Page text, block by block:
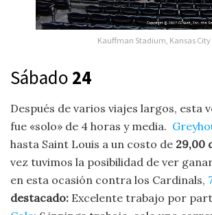
Kauffman Stadium, Kansas City
Sábado 24
Después de varios viajes largos, esta
fue «solo» de 4 horas y media.
hasta Saint Louis a un costo de 29,00
vez tuvimos la posibilidad de ver
en esta ocasión contra los Cardinals,
destacado: Excelente trabajo por